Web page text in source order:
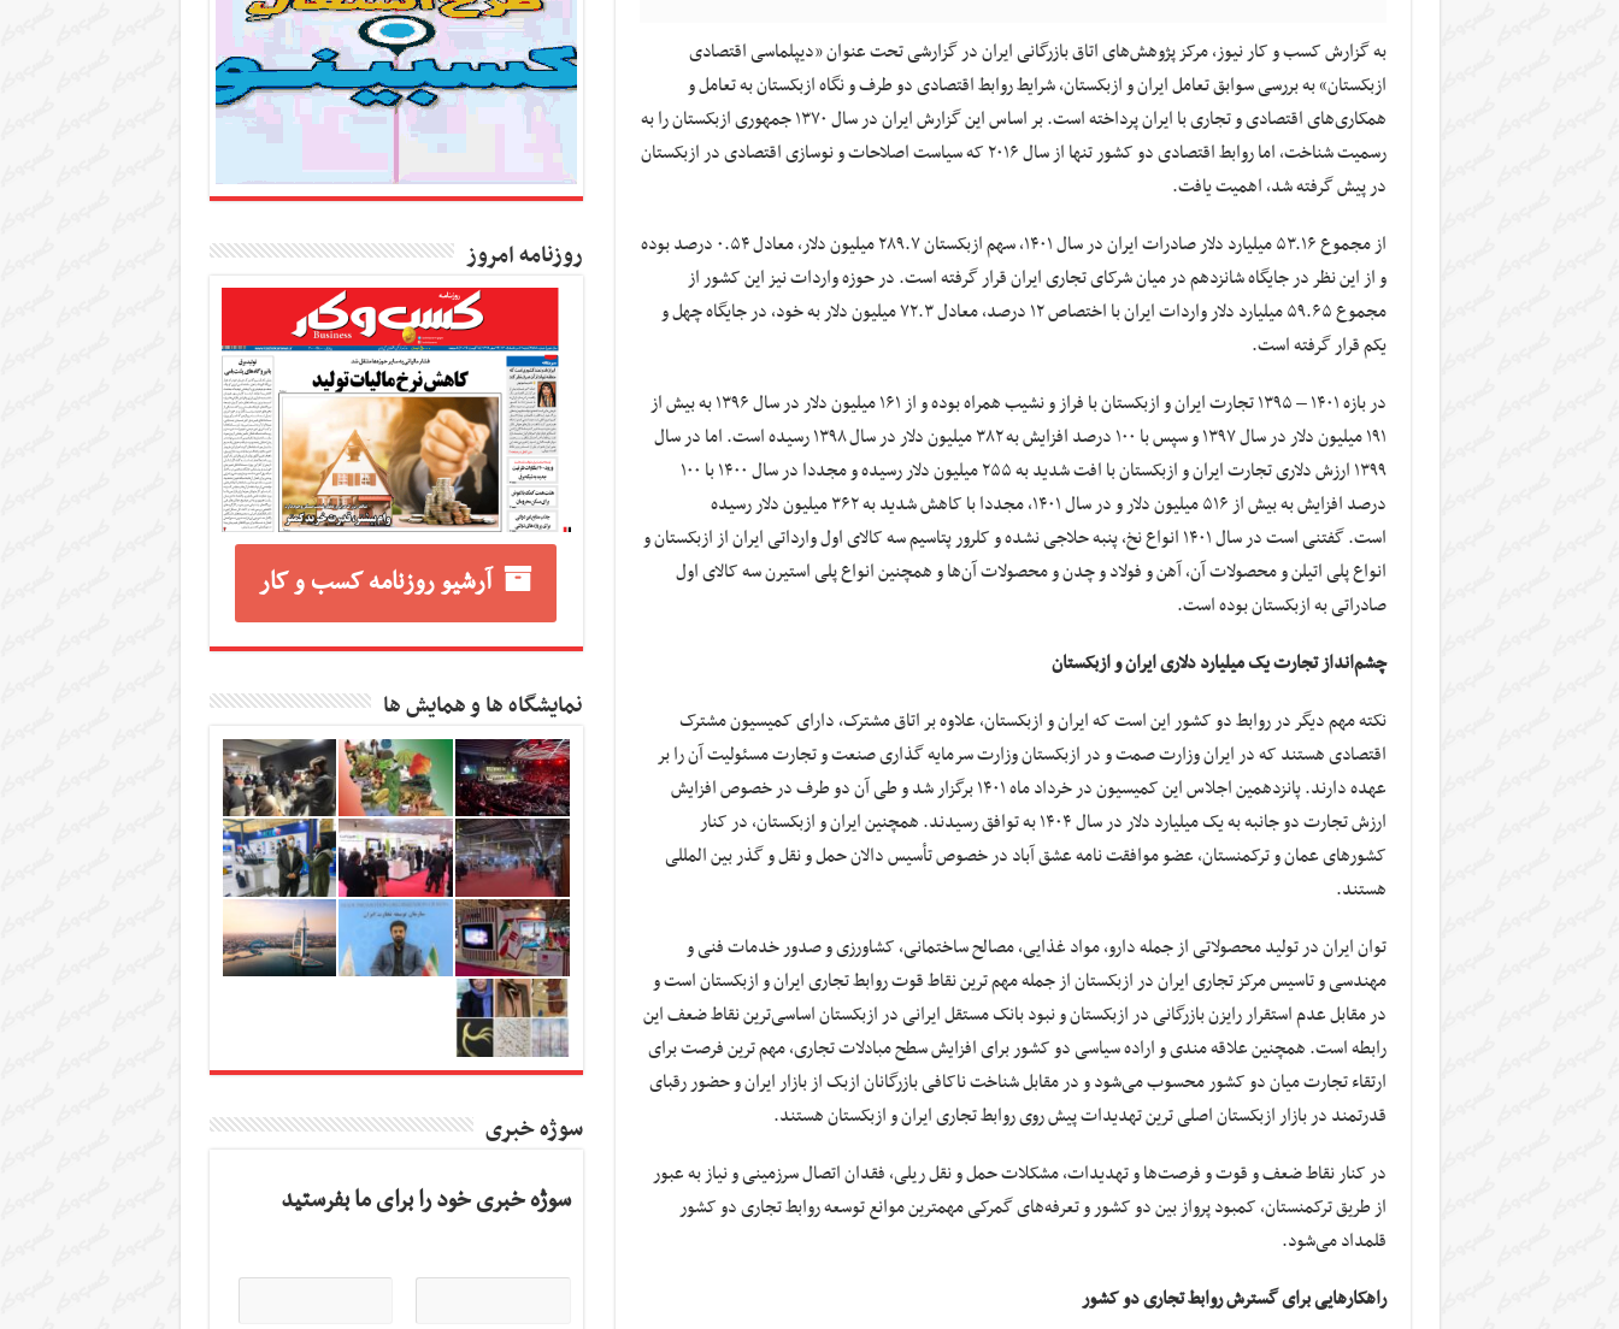
به گزارش کسب و کار نیوز، مرکز پژوهش‌های اتاق بازرگانی ایران در گزارشی تحت عنوان «دیپلماسی اقتصادی
ازبکستان» به بررسی سوابق تعامل ایران و ازبکستان، شرایط روابط اقتصادی دو طرف و نگاه ازبکستان به تعامل و
همکاری‌های اقتصادی و تجاری با ایران پرداخته است. بر اساس این گزارش ایران در سال ۱۳۷۰ جمهوری ازبکستان را به
رسمیت شناخت، اما روابط اقتصادی دو کشور تنها از سال ۲۰۱۶ که سیاست اصلاحات و نوسازی اقتصادی در ازبکستان
در پیش گرفته شد، اهمیت یافت.
از مجموع ۵۳.۱۶ میلیارد دلار صادرات ایران در سال ۱۴۰۱، سهم ازبکستان ۲۸۹.۷ میلیون دلار، معادل ۰.۵۴ درصد بوده
و از این نظر در جایگاه شانزدهم در میان شرکای تجاری ایران قرار گرفته است. در حوزه واردات نیز این کشور از
مجموع ۵۹.۶۵ میلیارد دلار واردات ایران با اختصاص ۱۲ درصد، معادل ۷۲.۳ میلیون دلار به خود، در جایگاه چهل و
یکم قرار گرفته است.
در بازه ۱۴۰۱ – ۱۳۹۵ تجارت ایران و ازبکستان با فراز و نشیب همراه بوده و از ۱۶۱ میلیون دلار در سال ۱۳۹۶ به بیش از
۱۹۱ میلیون دلار در سال ۱۳۹۷ و سپس با ۱۰۰ درصد افزایش به ۳۸۲ میلیون دلار در سال ۱۳۹۸ رسیده است. اما در سال
۱۳۹۹ ارزش دلاری تجارت ایران و ازبکستان با افت شدید به ۲۵۵ میلیون دلار رسیده و مجددا در سال ۱۴۰۰ با ۱۰۰
درصد افزایش به بیش از ۵۱۶ میلیون دلار و در سال ۱۴۰۱، مجددا با کاهش شدید به ۳۶۲ میلیون دلار رسیده
است. گفتنی است در سال ۱۴۰۱ انواع نخ، پنبه حلاجی نشده و کلرور پتاسیم سه کالای اول وارداتی ایران از ازبکستان و
انواع پلی اتیلن و محصولات آن، آهن و فولاد و چدن و محصولات آن‌ها و همچنین انواع پلی استیرن سه کالای اول
صادراتی به ازبکستان بوده است.
چشم‌انداز تجارت یک میلیارد دلاری ایران و ازبکستان
نکته مهم دیگر در روابط دو کشور این است که ایران و ازبکستان، علاوه بر اتاق مشترک، دارای کمیسیون مشترک
اقتصادی هستند که در ایران وزارت صمت و در ازبکستان وزارت سرمایه گذاری صنعت و تجارت مسئولیت آن را بر
عهده دارند. پانزدهمین اجلاس این کمیسیون در خرداد ماه ۱۴۰۱ برگزار شد و طی آن دو طرف در خصوص افزایش
ارزش تجارت دو جانبه به یک میلیارد دلار در سال ۱۴۰۴ به توافق رسیدند. همچنین ایران و ازبکستان، در کنار
کشورهای عمان و ترکمنستان، عضو موافقت نامه عشق آباد در خصوص تأسیس دالان حمل و نقل و گذر بین المللی
هستند.
توان ایران در تولید محصولاتی از جمله دارو، مواد غذایی، مصالح ساختمانی، کشاورزی و صدور خدمات فنی و
مهندسی و تاسیس مرکز تجاری ایران در ازبکستان از جمله مهم ترین نقاط قوت روابط تجاری ایران و ازبکستان است و
در مقابل عدم استقرار رایزن بازرگانی در ازبکستان و نبود بانک مستقل ایرانی در ازبکستان اساسی‌ترین نقاط ضعف این
رابطه است. همچنین علاقه مندی و اراده سیاسی دو کشور برای افزایش سطح مبادلات تجاری، مهم ترین فرصت برای
ارتقاء تجارت میان دو کشور محسوب می‌شود و در مقابل شناخت ناکافی بازرگانان ازبک از بازار ایران و حضور رقبای
قدرتمند در بازار ازبکستان اصلی ترین تهدیدات پیش روی روابط تجاری ایران و ازبکستان هستند.
در کنار نقاط ضعف و قوت و فرصت‌ها و تهدیدات، مشکلات حمل و نقل ریلی، فقدان اتصال سرزمینی و نیاز به عبور
از طریق ترکمنستان، کمبود پرواز بین دو کشور و تعرفه‌های گمرکی مهمترین موانع توسعه روابط تجاری دو کشور
قلمداد می‌شود.
راهکارهایی برای گسترش روابط تجاری دو کشور
روزنامه امروز
آرشیو روزنامه کسب و کار
نمایشگاه ها و همایش ها
سوژه خبری
سوژه خبری خود را برای ما بفرستید